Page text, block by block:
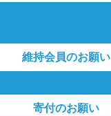
維持会員のお願い
寄付のお願い